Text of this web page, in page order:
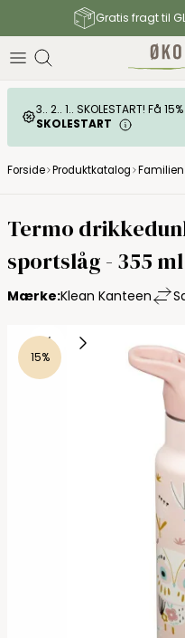
Gratis fragt til
3.. 2.. 1.. SKOLESTART! Få
SKOLESTART
Forside Produktkatalog Familien
Klean Kanteen
Termo
sportslåg - 355
Mærke:Klean Kanteen
15%